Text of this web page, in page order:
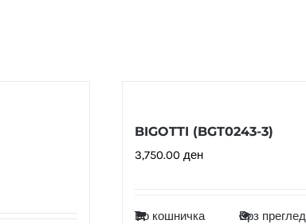
BIGOTTI (BGT0243-3)
3,750.00 ден
Во кошничка Брз преглед